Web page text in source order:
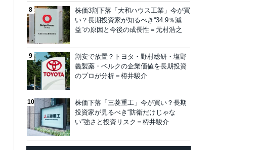
株価3割下落「大和ハウス工業」今が買
い？長期投資家が知るべき“34.9％減
益”の原因と今後の成長性＝元村浩之
割安で放置？トヨタ・野村総研・塩野
義製薬・ベルクの企業価値を長期投資
のプロが分析＝栫井駿介
株価下落「三菱重工」今が買い？長期
投資家が見るべき“防衛だけじゃな
い”強さと投資リスク＝栫井駿介